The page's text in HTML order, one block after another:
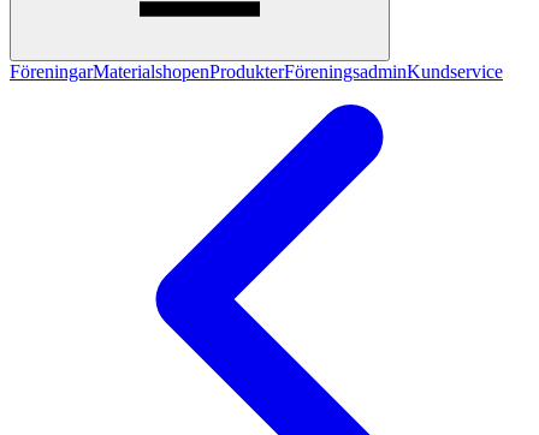
FöreningarMaterialshopenProdukterFöreningsadminKundservice